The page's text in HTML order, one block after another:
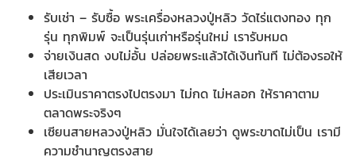
รับเช่า – รับซื้อ พระเครื่องหลวงปู่หลิว วัดไร่แตงทอง ทุก
รุ่น ทุกพิมพ์ จะเป็นรุ่นเก่าหรือรุ่นใหม่ เรารับหมด
จ่ายเงินสด งบไม่อั้น ปล่อยพระแล้วได้เงินทันที ไม่ต้องรอให้
เสียเวลา
ประเมินราคาตรงไปตรงมา ไม่กด ไม่หลอก ให้ราคาตาม
ตลาดพระจริงๆ
เซียนสายหลวงปู่หลิว มั่นใจได้เลยว่า ดูพระขาดไม่เป็น เรามี
ความชำนาญตรงสาย